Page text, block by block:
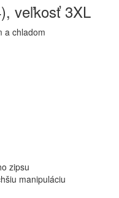
veľkosť 3XL
a chladom
zipsu
manipuláciu